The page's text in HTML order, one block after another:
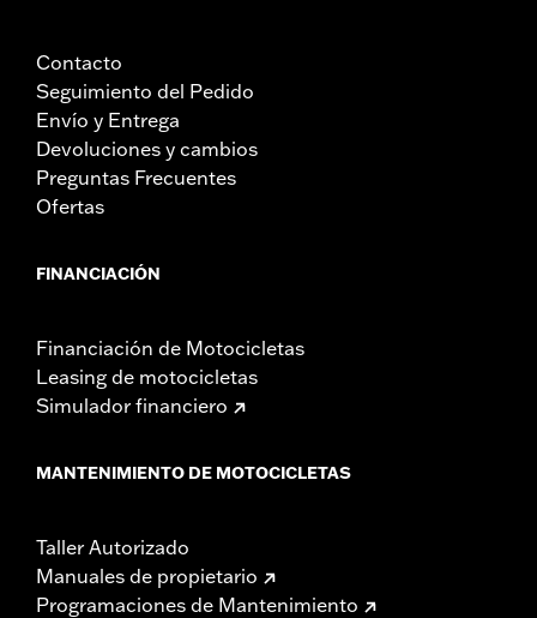
Contacto
Seguimiento del Pedido
Envío y Entrega
Devoluciones y cambios
Preguntas Frecuentes
Ofertas
FINANCIACIÓN
Financiación de Motocicletas
Leasing de motocicletas
Simulador financiero
MANTENIMIENTO DE MOTOCICLETAS
Taller Autorizado
Manuales de propietario
Programaciones de Mantenimiento